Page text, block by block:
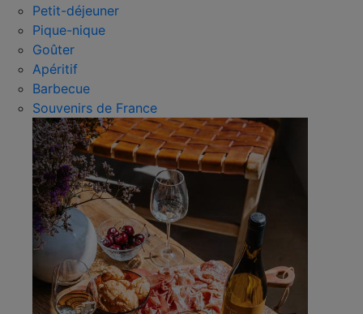
Petit-déjeuner
Pique-nique
Goûter
Apéritif
Barbecue
Souvenirs de France